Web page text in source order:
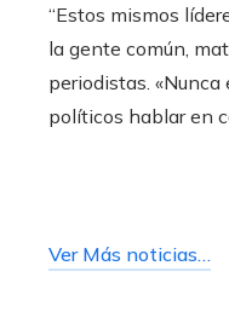
“Estos mismos
la gente común,
periodistas.
políticos hablar en
Ver Más noticias…